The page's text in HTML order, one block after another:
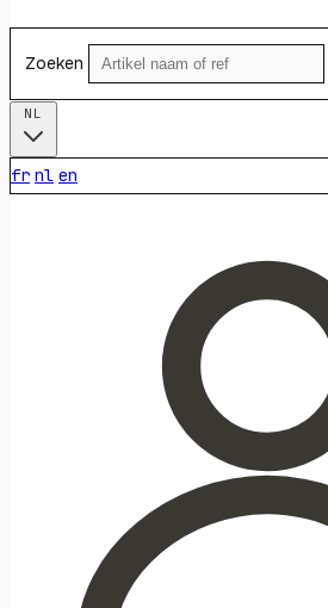
Zoeken
fr nl en